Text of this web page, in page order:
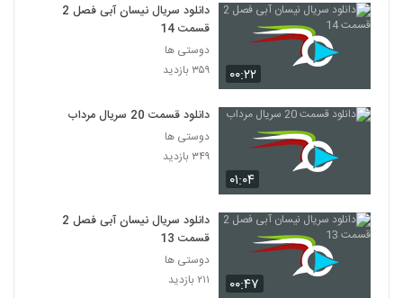
۰۰:۲۲
دانلود سریال نیسان آبی فصل 2
قسمت 14
دوستی ها
۳۵۹ بازدید
۰۱:۰۴
دانلود قسمت 20 سریال مرداب
دوستی ها
۳۴۹ بازدید
۰۰:۴۷
دانلود سریال نیسان آبی فصل 2
قسمت 13
دوستی ها
۲۱۱ بازدید